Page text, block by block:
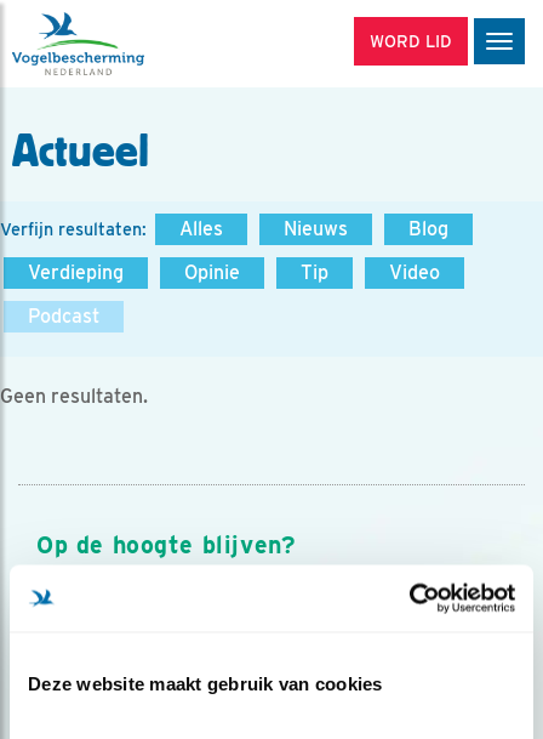
Deze website maakt gebruik van cookies
WORD LID
Actueel
Verfijn resultaten: Alles Nieuws
Blog
Verdieping
Opinie Tip
Video
Podcast
Geen resultaten.
Op de hoogte blijven?
Meld je aan en ontvang nieuws, inspiratie, acties en tips
over vogels en activiteiten van Vogelbescherming.